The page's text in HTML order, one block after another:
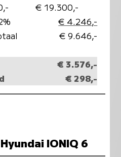
€ 19.300,-
€ 4.246,-
€ 9.646,-
€ 3.576,-
€ 298,-
IONIQ 6